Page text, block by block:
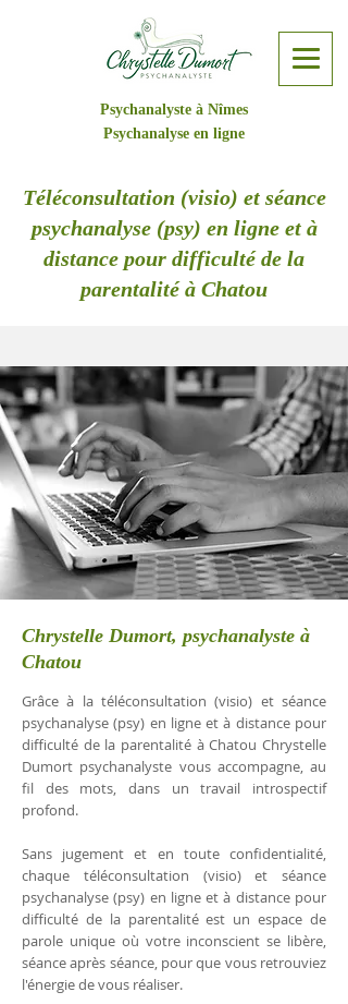
Psychanalyste à Nîmes
Psychanalyse en ligne
Téléconsultation (visio) et séance
psychanalyse (psy) en ligne et à
distance pour difficulté de la
parentalité à Chatou
Chrystelle Dumort, psychanalyste à
Chatou
Grâce à la téléconsultation (visio) et séance
psychanalyse (psy) en ligne et à distance pour
difficulté de la parentalité à Chatou Chrystelle
Dumort psychanalyste vous accompagne, au
fil des mots, dans un travail introspectif
profond.
Sans jugement et en toute confidentialité,
chaque téléconsultation (visio) et séance
psychanalyse (psy) en ligne et à distance pour
difficulté de la parentalité est un espace de
parole unique où votre inconscient se libère,
séance après séance, pour que vous retrouviez
l'énergie de vous réaliser.